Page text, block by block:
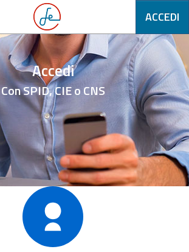
ACCEDI
Accedi
Con SPID, CIE o CNS